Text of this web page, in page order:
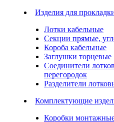
Изделия для
Лотки кабельные
Секции прямые,
Короба кабельные
Заглушки торцевые
Соединители
перегородок
Разделители
Комплектующие
Коробки